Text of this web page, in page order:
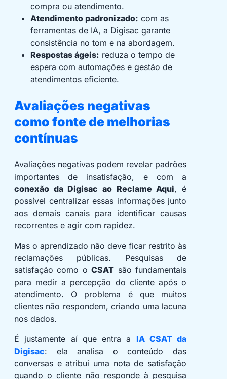
compra ou atendimento.
Atendimento padronizado: com as
ferramentas de IA, a Digisac garante
consistência no tom e na abordagem.
Respostas ágeis: reduza o tempo de
espera com automações e gestão de
atendimentos eficiente.
Avaliações negativas
como fonte de melhorias
contínuas
Avaliações negativas podem revelar padrões
importantes de insatisfação, e com a
conexão da Digisac ao Reclame Aqui, é
possível centralizar essas informações junto
aos demais canais para identificar causas
recorrentes e agir com rapidez.
Mas o aprendizado não deve ficar restrito às
reclamações públicas. Pesquisas de
satisfação como oCSAT são fundamentais
para medir a percepção do cliente após o
atendimento. O problema é que muitos
clientes não respondem, criando uma lacuna
nos dados.
É justamente aí que entra a IA CSAT da
Digisac: ela analisa o conteúdo das
conversas e atribui uma nota de satisfação
quando o cliente não responde à pesquisa